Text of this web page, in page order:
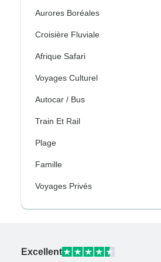
Aurores Boréales
Croisière Fluviale
Afrique Safari
Voyages Culturel
Autocar / Bus
Train Et Rail
Plage
Famille
Voyages Privés
Excellent